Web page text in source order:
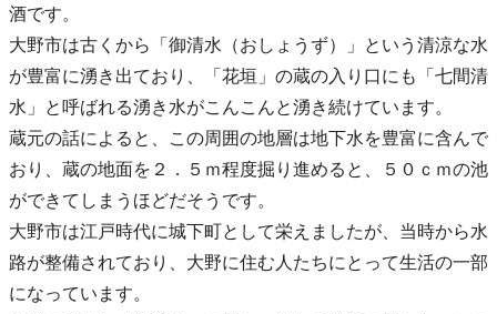
酒です。
大野市は古くから「御清水（おしょうず）」という清涼な水
が豊富に湧き出ており、「花垣」の蔵の入り口にも「七間清
水」と呼ばれる湧き水がこんこんと湧き続けています。
蔵元の話によると、この周囲の地層は地下水を豊富に含んで
おり、蔵の地面を２．５ｍ程度掘り進めると、５０ｃｍの池
ができてしまうほどだそうです。
大野市は江戸時代に城下町として栄えましたが、当時から水
路が整備されており、大野に住む人たちにとって生活の一部
になっています。